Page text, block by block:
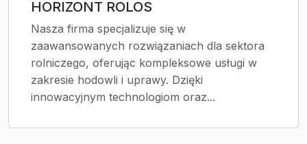
HORIZONT ROLOS
Nasza firma specjalizuje się w
zaawansowanych rozwiązaniach dla sektora
rolniczego, oferując kompleksowe usługi w
zakresie hodowli i uprawy. Dzięki
innowacyjnym technologiom oraz...